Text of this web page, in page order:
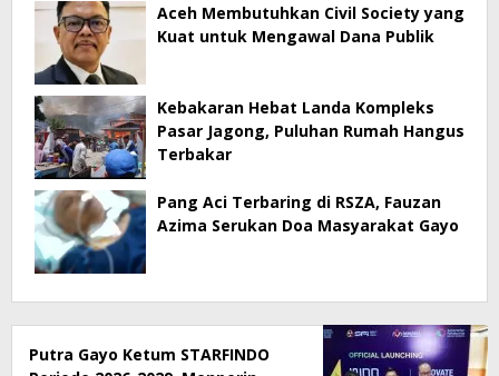
Aceh Membutuhkan Civil Society yang
Kuat untuk Mengawal Dana Publik
Kebakaran Hebat Landa Kompleks
Pasar Jagong, Puluhan Rumah Hangus
Terbakar
Pang Aci Terbaring di RSZA, Fauzan
Azima Serukan Doa Masyarakat Gayo
Putra Gayo Ketum STARFINDO